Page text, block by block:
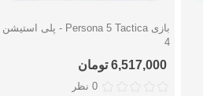
دوست داشتن
بازی Persona 5 Tactica - پلی استیشن
4
6,517,000 تومان
0 نظر